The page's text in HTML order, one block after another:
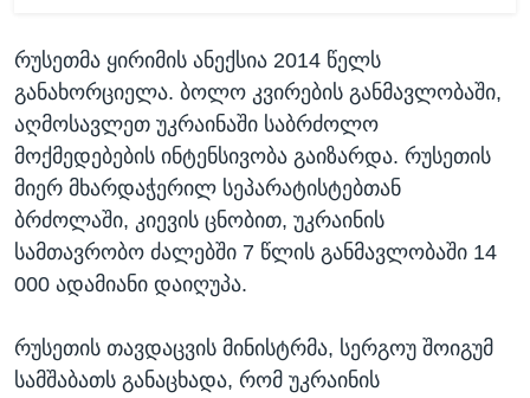
რუსეთმა ყირიმის ანექსია 2014 წელს
განახორციელა. ბოლო კვირების განმავლობაში,
აღმოსავლეთ უკრაინაში საბრძოლო
მოქმედებების ინტენსივობა გაიზარდა. რუსეთის
მიერ მხარდაჭერილ სეპარატისტებთან
ბრძოლაში, კიევის ცნობით, უკრაინის
სამთავრობო ძალებში 7 წლის განმავლობაში 14
000 ადამიანი დაიღუპა.
რუსეთის თავდაცვის მინისტრმა, სერგოუ შოიგუმ
სამშაბათს განაცხადა, რომ უკრაინის